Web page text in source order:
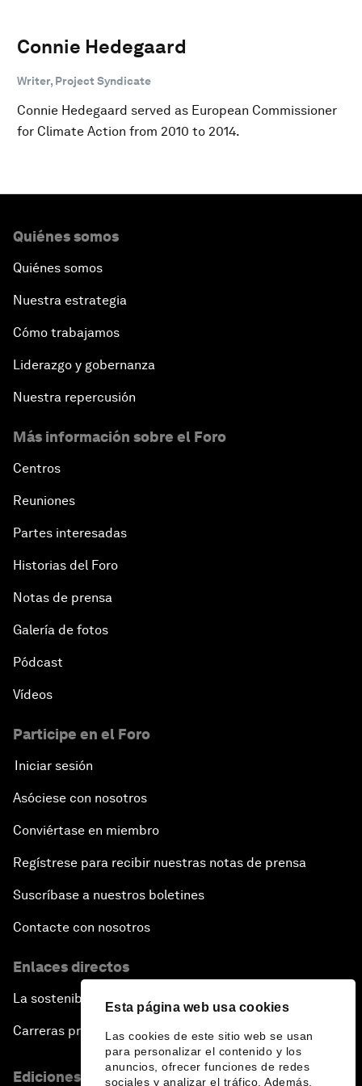
Esta página web usa cookies
Las cookies de este sitio web se usan
para personalizar el contenido y los
anuncios, ofrecer funciones de redes
sociales y analizar el tráfico. Además,
Connie Hedegaard
Writer, Project Syndicate
Connie Hedegaard served as European Commissioner
for Climate Action from 2010 to 2014.
Quiénes somos
Quiénes somos
Nuestra estrategia
Cómo trabajamos
Liderazgo y gobernanza
Nuestra repercusión
Más información sobre el Foro
Centros
Reuniones
Partes interesadas
Historias del Foro
Notas de prensa
Galería de fotos
Pódcast
Vídeos
Participe en el Foro
Iniciar sesión
Asóciese con nosotros
Conviértase en miembro
Regístrese para recibir nuestras notas de prensa
Suscríbase a nuestros boletines
Contacte con nosotros
Enlaces directos
La sostenibilidad en el Foro
Carreras profesionales
Ediciones en otros idiomas